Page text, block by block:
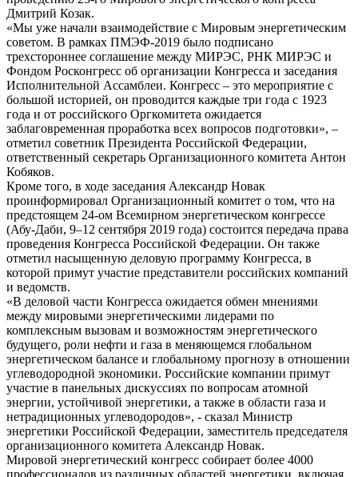
Дмитрий Козак.
«Мы уже начали взаимодействие с Мировым энергетическим
советом. В рамках ПМЭФ-2019 было подписано
трехстороннее соглашение между МИРЭС, РНК МИРЭС и
Фондом Росконгресс об организации Конгресса и заседания
Исполнительной Ассамблеи. Конгресс – это мероприятие с
большой историей, он проводится каждые три года с 1923
года и от российского Оргкомитета ожидается
заблаговременная проработка всех вопросов подготовки», –
отметил советник Президента Российской Федерации,
ответственный секретарь Организационного комитета Антон
Кобяков.
Кроме того, в ходе заседания Александр Новак
проинформировал Организационный комитет о том, что на
предстоящем 24-ом Всемирном энергетическом конгрессе
(Абу-Даби, 9–12 сентября 2019 года) состоится передача права
проведения Конгресса Российской Федерации. Он также
отметил насыщенную деловую программу Конгресса, в
которой примут участие представители российских компаний
и ведомств.
«В деловой части Конгресса ожидается обмен мнениями
между мировыми энергетическими лидерами по
комплексным вызовам и возможностям энергетического
будущего, роли нефти и газа в меняющемся глобальном
энергетическом балансе и глобальному прогнозу в отношении
углеводородной экономики. Российские компании примут
участие в панельных дискуссиях по вопросам атомной
энергии, устойчивой энергетики, а также в области газа и
нетрадиционных углеводородов», - сказал Министр
энергетики Российской Федерации, заместитель председателя
организационного комитета Александр Новак.
Мировой энергетический конгресс собирает более 4000
профессионалов из различных областей энергетики, включая